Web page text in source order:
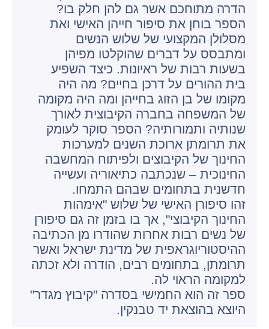
הדרה מתוחכם אשר גם להן חלק בו?
הספר בוחן את סיפור חייהן האישי ואת
מסלולן המקצועי של שלוש הנשים
ומתבסס על דברים שהוקלטו מפיהן
בשעות רבות של ראיונות. כיצד השפיע
בית ההורים על דרכן בחיים? מה היה
מקומו של בן הזוג בחייהן ומה היה מקומה
של המשפחה בחברה הקיבוצית לאורך
שנותיה ותמורותיה? הספר סוקר לעומק
את תרומתן ארוכת השנים למערכות
החינוך של הקיבוצים ולפיתוח המחשבה
החינוכית – שנכתבה כתיאוריה ועשייה
חדשנית בתחומים שבהם התמחו.
זהו סיפורן האישי של שלוש "אימהות
החינוך הקיבוצי", אך בו בזמן זה גם סיפורן
של נשים רבות אחרות שהודרו מן הכתיבה
ההיסטוריוגראפית של מדינת ישראל ואשר
תרומתן, בתחומים רבים, הודרה ולא זכתה
למקומה הראוי לה.
ספר זה הוא החמישי בסדרה "קיבוץ מגדר"
היוצא בהוצאת יד טבנקין.